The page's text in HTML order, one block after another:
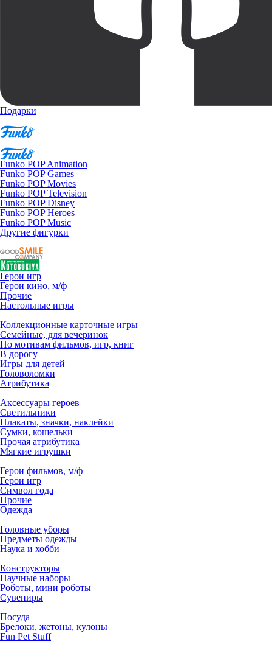
Подарки
Funko POP Animation
Funko POP Games
Funko POP Movies
Funko POP Television
Funko POP Disney
Funko POP Heroes
Funko POP Music
Другие фигурки
Герои игр
Герои кино, м/ф
Прочие
Настольные игры
Коллекционные карточные игры
Семейные, для вечеринок
По мотивам фильмов, игр, книг
В дорогу
Игры для детей
Головоломки
Атрибутика
Аксессуары героев
Светильники
Плакаты, значки, наклейки
Сумки, кошельки
Прочая атрибутика
Мягкие игрушки
Герои фильмов, м/ф
Герои игр
Символ года
Прочие
Одежда
Головные уборы
Предметы одежды
Наука и хобби
Конструкторы
Научные наборы
Роботы, мини роботы
Сувениры
Посуда
Брелоки, жетоны, кулоны
Fun Pet Stuff